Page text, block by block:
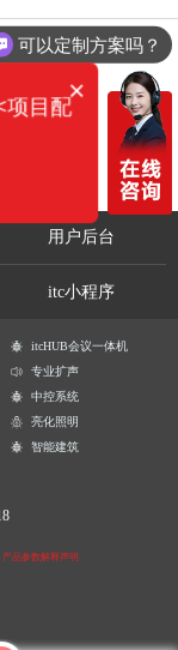
用户后台
itc小程序
itcHUB会议一体机
专业扩声
中控系统
亮化照明
智能建筑
产品参数解释声明
可以定制方案吗？
×
项目配